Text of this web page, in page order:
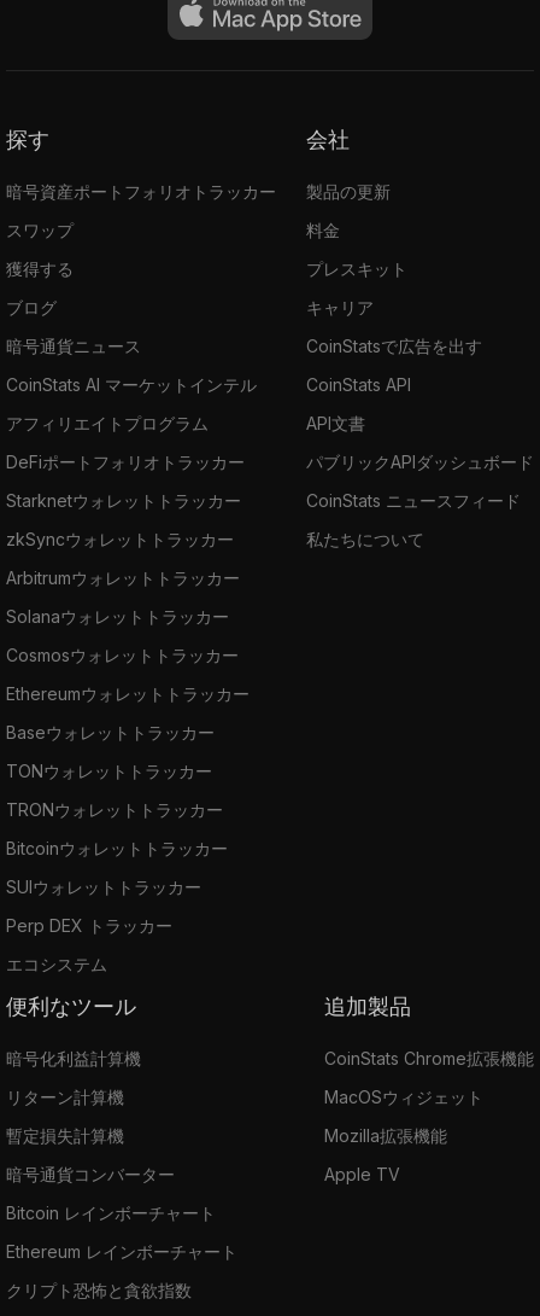
探す
暗号資産ポートフォリオトラッカー
スワップ
獲得する
ブログ
暗号通貨ニュース
CoinStats AI マーケットインテル
アフィリエイトプログラム
DeFiポートフォリオトラッカー
Starknetウォレットトラッカー
zkSyncウォレットトラッカー
Arbitrumウォレットトラッカー
Solanaウォレットトラッカー
Cosmosウォレットトラッカー
Ethereumウォレットトラッカー
Baseウォレットトラッカー
TONウォレットトラッカー
TRONウォレットトラッカー
Bitcoinウォレットトラッカー
SUIウォレットトラッカー
Perp DEX トラッカー
エコシステム
会社
製品の更新
料金
プレスキット
キャリア
CoinStatsで広告を出す
CoinStats API
API文書
パブリックAPIダッシュボード
CoinStats ニュースフィード
私たちについて
便利なツール
暗号化利益計算機
リターン計算機
暫定損失計算機
暗号通貨コンバーター
Bitcoin レインボーチャート
Ethereum レインボーチャート
クリプト恐怖と貪欲指数
追加製品
CoinStats Chrome拡張機能
MacOSウィジェット
Mozilla拡張機能
Apple TV